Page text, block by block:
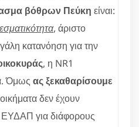
βόθρων Πεύκη είναι:
, άριστο
κατανόηση για την
, η NR1
Όμως ας ξεκαθαρίσουμε
δεν έχουν
ΕΥΔΑΠ για διάφορους